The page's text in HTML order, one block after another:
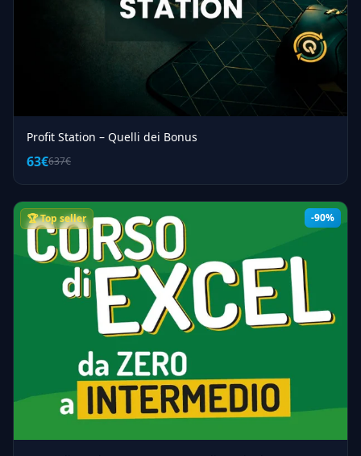
Profit Station – Quelli dei Bonus
63€637€
-90%
🏆 Top seller